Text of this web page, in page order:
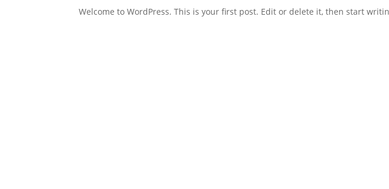
Welcome to WordPress. This is your first post. Edit or delete it, then start